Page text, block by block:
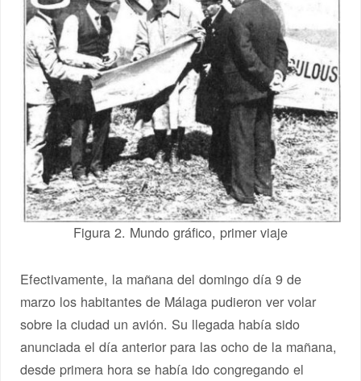
Figura 2. Mundo gráfico, primer viaje
Efectivamente, la mañana del domingo día 9 de
marzo los habitantes de Málaga pudieron ver volar
sobre la ciudad un avión. Su llegada había sido
anunciada el día anterior para las ocho de la mañana,
desde primera hora se había ido congregando el